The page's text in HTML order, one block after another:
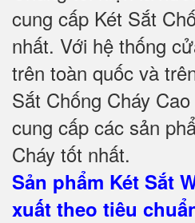
cung cấp Két Sắt
nhất. Với hệ thống
trên toàn quốc và
Sắt Chống Cháy
cung cấp các sản
Cháy tốt nhất.
Sản phẩm Két Sắt
xuất theo tiêu